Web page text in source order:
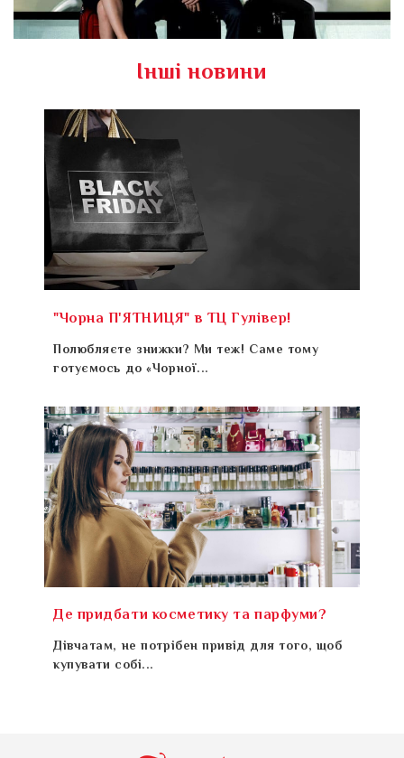
Інші новини
"Чорна П'ЯТНИЦЯ" в ТЦ Гулівер!
Полюбляєте знижки? Ми теж! Саме тому
готуємось до «Чорної...
Де придбати косметику та парфуми?
Дівчатам, не потрібен привід для того, щоб
купувати собі...